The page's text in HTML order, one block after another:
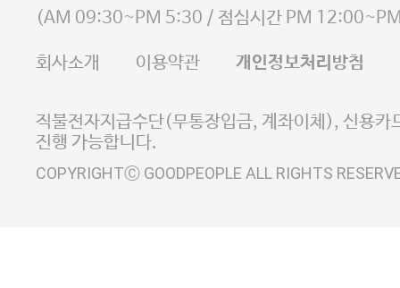
사업자등록번호 105-81-58242
E-MAIL goodpeople@gpin.co.kr
사업자정보확인
이니시스 에스크로 서비
(AM 09:30~PM 5:30 / 점심시간 PM
회사소개 이용약관 개인정보처리방침
직불전자지급수단(무통장입금, 계좌이체), 신용카
진행 가능합니다.
COPYRIGHTⒸ GOODPEOPLE ALL RIGHTS